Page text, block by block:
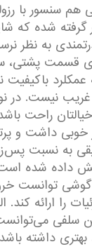
گرفته شده که
به نظر
قسمت پشتی،
عمکلرد با‌کیفیت
نیست. در
راحت
داشت و
به نسبت
داده شده
توانست
را ارائه کند.
سلفی
داشته